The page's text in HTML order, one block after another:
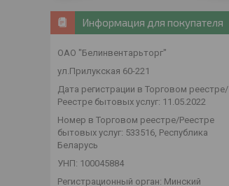
Информация для покупателя
ОАО "Белинвентарьторг"
ул.Прилукская 60-221
Дата регистрации в Торговом реестре/
Реестре бытовых услуг: 11.05.2022
Номер в Торговом реестре/Реестре
бытовых услуг: 533516, Республика
Беларусь
УНП: 100045884
Регистрационный орган: Минский